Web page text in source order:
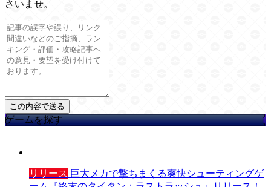
さいませ。
ゲームを探す
リリース 巨大メカで撃ちまくる爽快シューティングゲ